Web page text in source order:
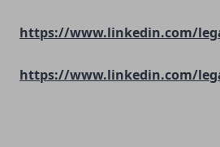
https://www.linkedin.com/
https://www.linkedin.com/